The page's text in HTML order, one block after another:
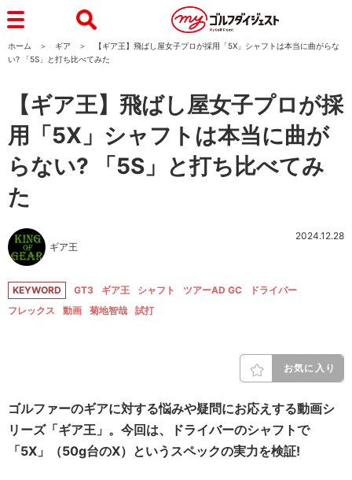
ホーム ギア
【ギア王】飛ばし屋女子プロが採用「5X」シャフトは本当に曲がらな
い? 「5S」と打ち比べてみた
【ギア王】飛ばし屋女子プロが採
用「5X」シャフトは本当に曲が
らない? 「5S」と打ち比べてみ
た
ギア王
2024.12.28
KEYWORD GT3 ギア王 シャフト ツアーAD GC
ドライバー
フレックス
動画 菊地智哉 試打
お気に入り
ゴルファーのギアに対する悩みや疑問にお応えする動画シ
リーズ「ギア王」。今回は、ドライバーのシャフトで
「5X」（50g台のX）というスペックの実力を検証!